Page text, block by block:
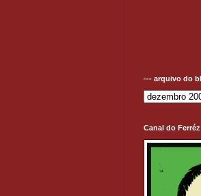
--- arquivo do
Canal do Ferréz